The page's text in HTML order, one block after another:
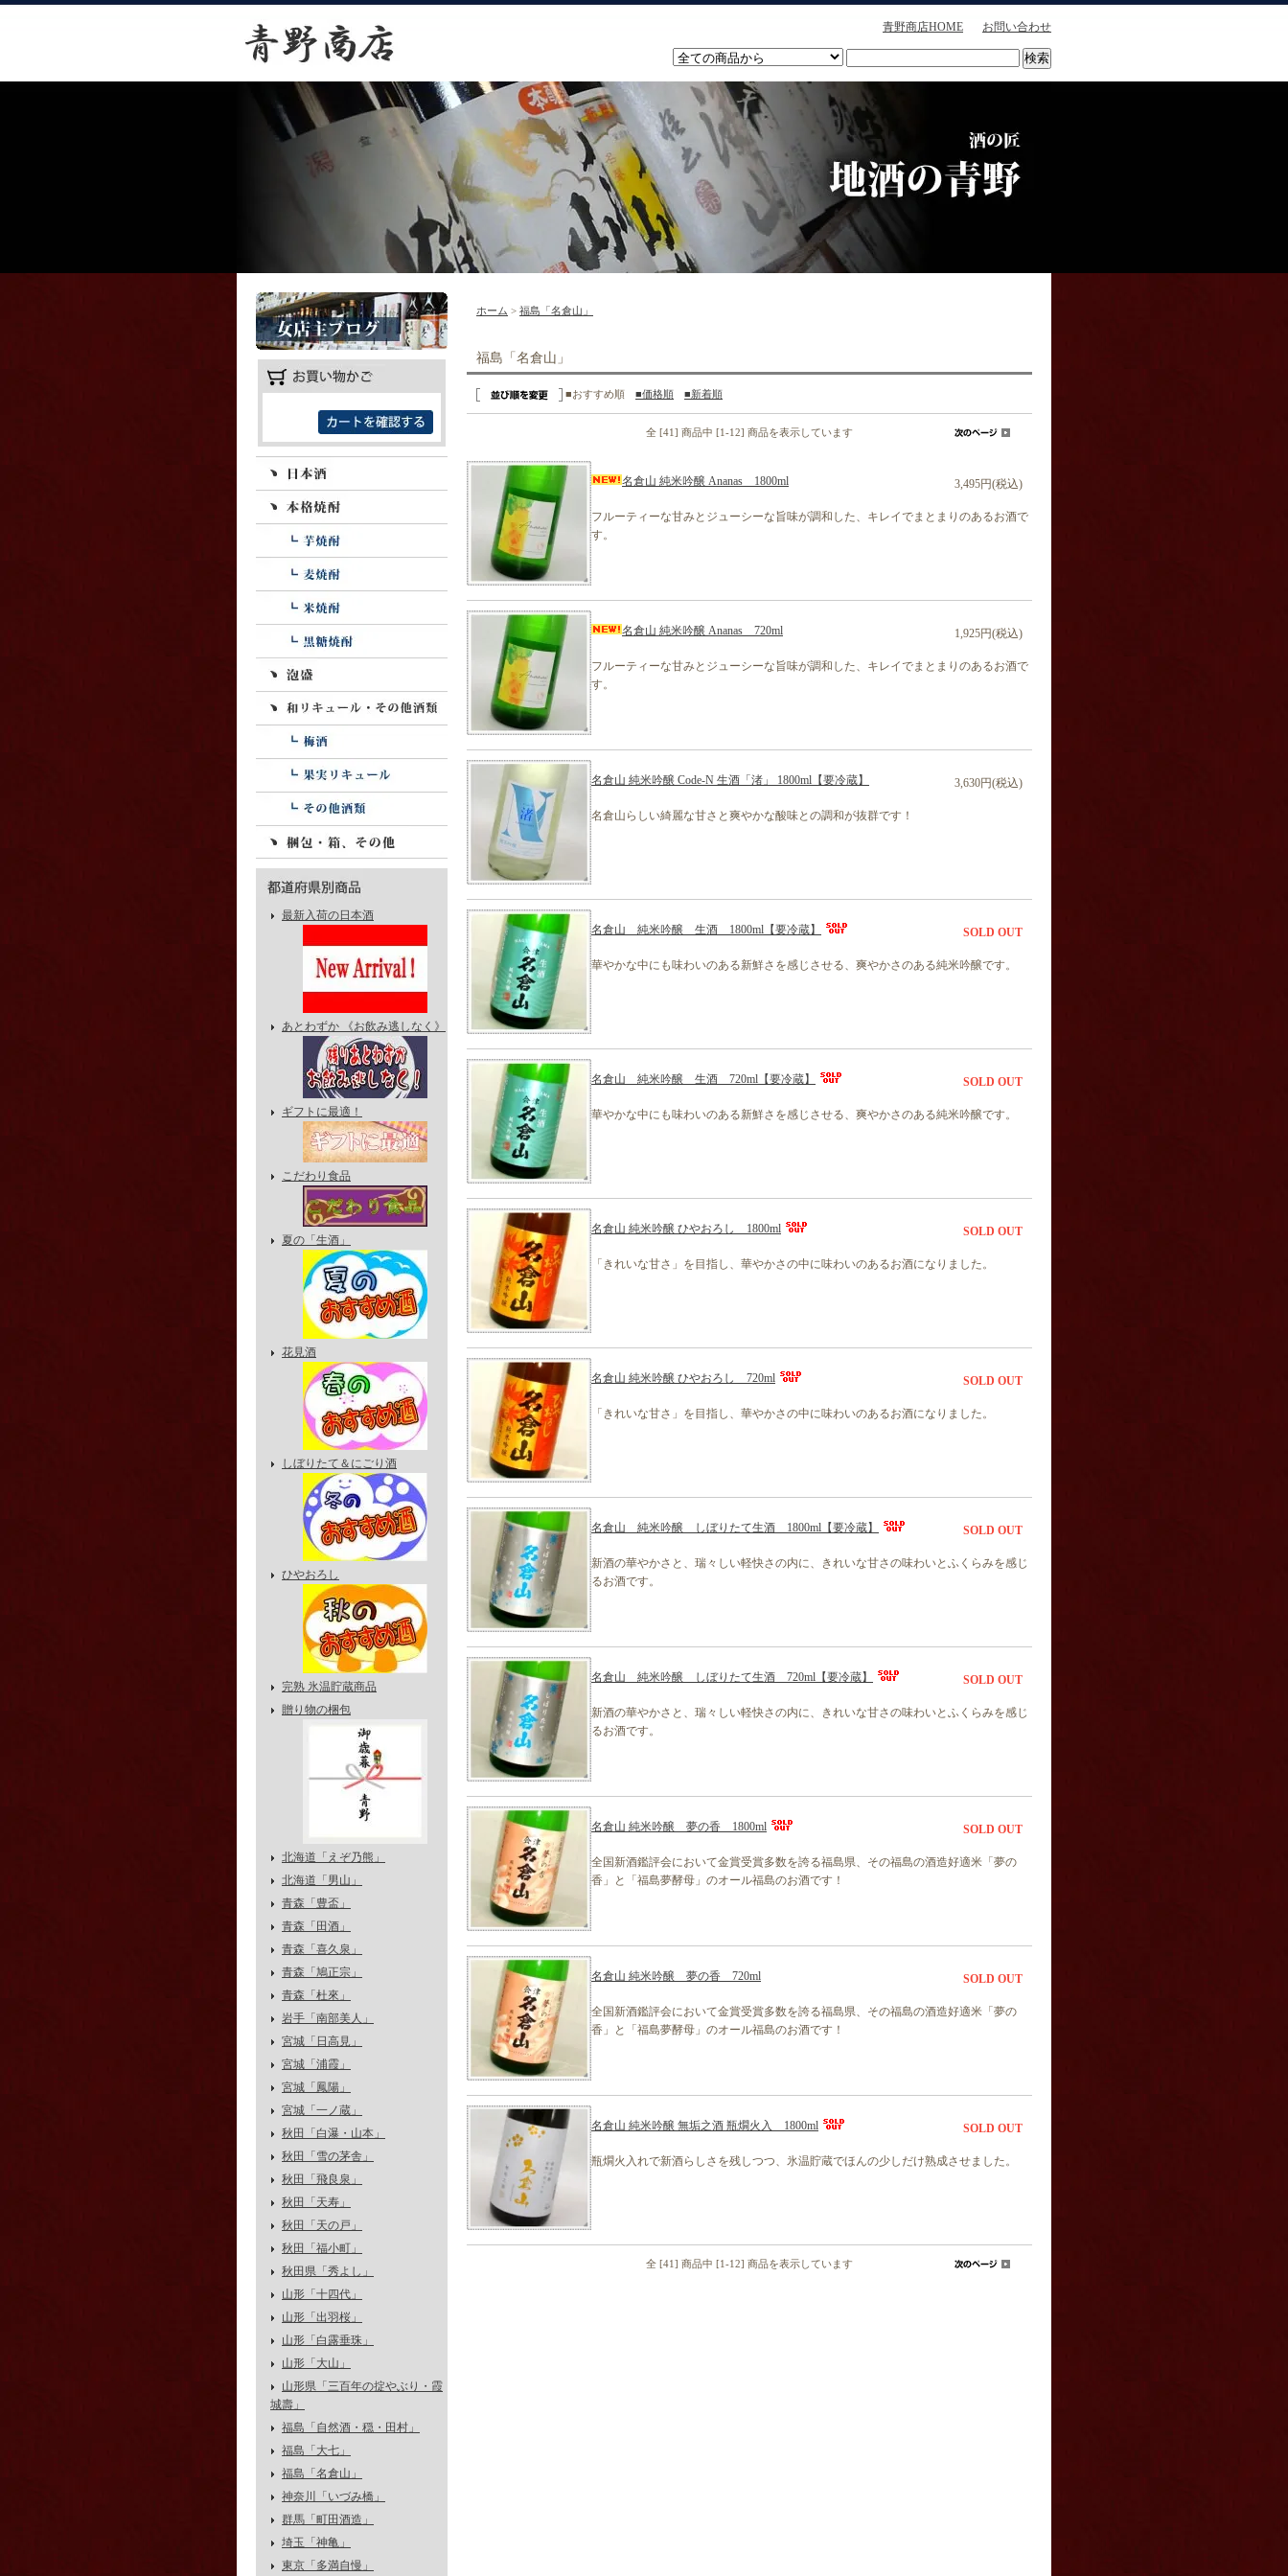
青野商店HOME お問い合わせ
最新入荷の日本酒
あとわずか 《お飲み逃しなく》
ギフトに最適！
こだわり食品
夏の「生酒」
花見酒
しぼりたて＆にごり酒
ひやおろし
完熟 氷温貯蔵商品
贈り物の梱包
北海道「えぞ乃熊」
北海道「男山」
青森「豊盃」
青森「田酒」
青森「喜久泉」
青森「鳩正宗」
青森「杜來」
岩手「南部美人」
宮城「日高見」
宮城「浦霞」
宮城「鳳陽」
宮城「一ノ蔵」
秋田「白瀑・山本」
秋田「雪の茅舎」
秋田「飛良泉」
秋田「天寿」
秋田「天の戸」
秋田「福小町」
秋田県「秀よし」
山形「十四代」
山形「出羽桜」
山形「白露垂珠」
山形「大山」
山形県「三百年の掟やぶり・霞
城壽」
福島「自然酒・穏・田村」
福島「大七」
福島「名倉山」
神奈川「いづみ橋」
群馬「町田酒造」
埼玉「神亀」
東京「多満自慢」
ホーム > 福島「名倉山」
福島「名倉山」
■おすすめ順 ■価格順 ■新着順
全 [41] 商品中 [1-12] 商品を表示しています
名倉山 純米吟醸 Ananas 1800ml 3,495円(税込)
フルーティーな甘みとジューシーな旨味が調和した、キレイでまとまりのあるお酒で
す。
名倉山 純米吟醸 Ananas 720ml 1,925円(税込)
フルーティーな甘みとジューシーな旨味が調和した、キレイでまとまりのあるお酒で
す。
名倉山 純米吟醸 Code-N 生酒「渚」 1800ml【要冷蔵】 3,630円(税込)
名倉山らしい綺麗な甘さと爽やかな酸味との調和が抜群です！
名倉山 純米吟醸 生酒 1800ml【要冷蔵】 SOLD OUT
華やかな中にも味わいのある新鮮さを感じさせる、爽やかさのある純米吟醸です。
名倉山 純米吟醸 生酒 720ml【要冷蔵】 SOLD OUT
華やかな中にも味わいのある新鮮さを感じさせる、爽やかさのある純米吟醸です。
名倉山 純米吟醸 ひやおろし 1800ml SOLD OUT
「きれいな甘さ」を目指し、華やかさの中に味わいのあるお酒になりました。
名倉山 純米吟醸 ひやおろし 720ml SOLD OUT
「きれいな甘さ」を目指し、華やかさの中に味わいのあるお酒になりました。
名倉山 純米吟醸 しぼりたて生酒 1800ml【要冷蔵】 SOLD OUT
新酒の華やかさと、瑞々しい軽快さの内に、きれいな甘さの味わいとふくらみを感じ
るお酒です。
名倉山 純米吟醸 しぼりたて生酒 720ml【要冷蔵】 SOLD OUT
新酒の華やかさと、瑞々しい軽快さの内に、きれいな甘さの味わいとふくらみを感じ
るお酒です。
名倉山 純米吟醸 夢の香 1800ml SOLD OUT
全国新酒鑑評会において金賞受賞多数を誇る福島県、その福島の酒造好適米「夢の
香」と「福島夢酵母」のオール福島のお酒です！
名倉山 純米吟醸 夢の香 720ml SOLD OUT
全国新酒鑑評会において金賞受賞多数を誇る福島県、その福島の酒造好適米「夢の
香」と「福島夢酵母」のオール福島のお酒です！
名倉山 純米吟醸 無垢之酒 瓶燗火入 1800ml SOLD OUT
瓶燗火入れで新酒らしさを残しつつ、氷温貯蔵でほんの少しだけ熟成させました。
全 [41] 商品中 [1-12] 商品を表示しています